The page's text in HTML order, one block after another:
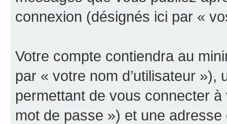
connexion (désignés ici par «
Votre compte contiendra au
par « votre nom d’utilisateur
permettant de vous connecter
mot de passe ») et une